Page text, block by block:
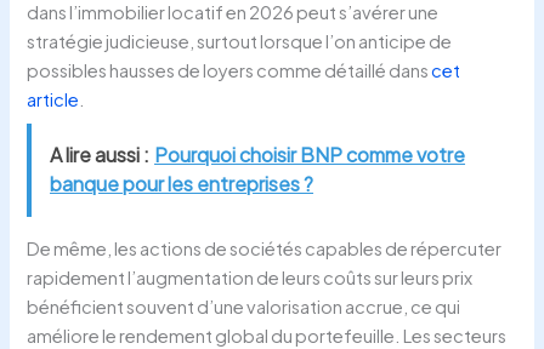
dans l’immobilier locatif en 2026 peut s’avérer une
stratégie judicieuse, surtout lorsque l’on anticipe de
possibles hausses de loyers comme détaillé danscet
article
A lire aussi : Pourquoi choisir BNP comme votre
banque pour les entreprises ?
De même, les actions de sociétés capables de répercuter
rapidement l’augmentation de leurs coûts sur leurs prix
bénéficient souvent d’une valorisation accrue, ce qui
améliore le rendement global du portefeuille. Les secteurs